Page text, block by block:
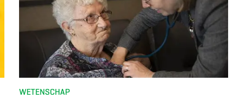
WETENSCHAP